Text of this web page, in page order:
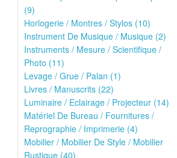
(9)
Horlogerie / Montres / Stylos (10)
Instrument De Musique / Musique (2)
Instruments / Mesure / Scientifique /
Photo (11)
Levage / Grue / Palan (1)
Livres / Manuscrits (22)
Luminaire / Eclairage / Projecteur (14)
Matériel De Bureau / Fournitures /
Reprographie / Imprimerie (4)
Mobilier / Mobilier De Style / Mobilier
Rustique (40)